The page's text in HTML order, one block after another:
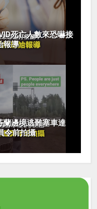
死亡人數來恐嚇接
報導
蘭邊境逃難塞車達
令前拍攝